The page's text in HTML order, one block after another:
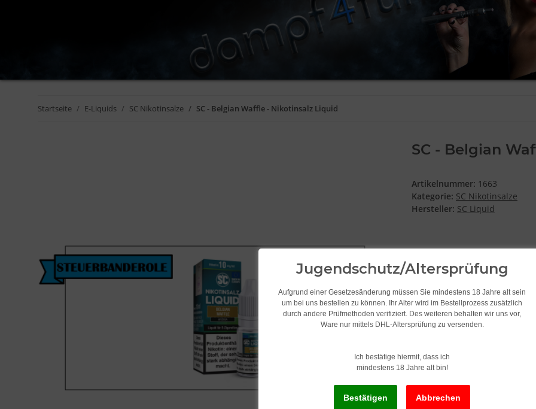
Startseite E-Liquids SC Nikotinsalze SC - Belgian Waffle - Nikotinsalz Liquid
SC - Belgian
Artikelnummer: 1663
Kategorie: SC Nikotinsalze
Hersteller: SC Liquid
Bitte wählen Sie eine
8,48 €
84,85 € pro 100 ml
inkl. 19% USt. , zzgl.
Sofort verfügbar
Jugendschutz/Altersprüfung
Aufgrund einer Gesetzesänderung müssen Sie mindestens 18 Jahre alt sein
um bei uns bestellen zu können. Ihr Alter wird im Bestellprozess zusätzlich
durch andere Prüfmethoden verifiziert. Des weiteren behalten wir uns vor,
Ware nur mittels DHL-Altersprüfung zu versenden.
Ich bestätige hiermit, dass ich
mindestens 18 Jahre alt bin!